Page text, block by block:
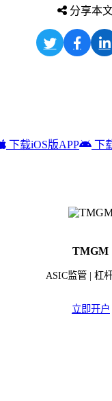
分享本文
下载iOS版APP 下
TMGM
ASIC监管 | 杠
立即开户